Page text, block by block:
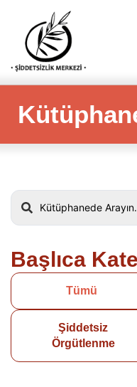
Başlıca
Tümü
Şiddetsiz
Örgütlenme